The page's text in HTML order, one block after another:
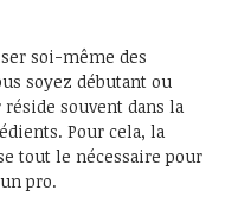
soi-même des
soyez débutant ou
souvent dans la
Pour cela, la
tout le nécessaire pour
pro.